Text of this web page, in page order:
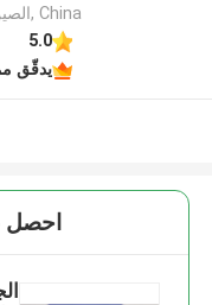
China ,الصين
5.0
يدقّق